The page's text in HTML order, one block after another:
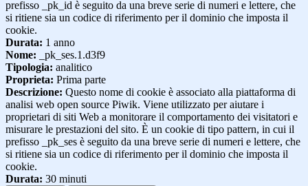
prefisso _pk_id è seguito da una breve serie di numeri e lettere, che
si ritiene sia un codice di riferimento per il dominio che imposta il
cookie.
Durata: 1 anno
Nome: _pk_ses.1.d3f9
Tipologia: analitico
Proprieta: Prima parte
Descrizione: Questo nome di cookie è associato alla piattaforma di
analisi web open source Piwik. Viene utilizzato per aiutare i
proprietari di siti Web a monitorare il comportamento dei visitatori e
misurare le prestazioni del sito. È un cookie di tipo pattern, in cui il
prefisso _pk_ses è seguito da una breve serie di numeri e lettere, che
si ritiene sia un codice di riferimento per il dominio che imposta il
cookie.
Durata: 30 minuti